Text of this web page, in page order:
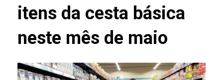
itens da cesta básica
neste mês de maio